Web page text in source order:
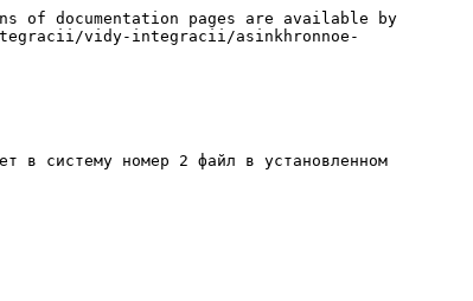
of documentation pages are available by
vidy-integracii/asinkhronnoe-
в систему номер 2 файл в установленном